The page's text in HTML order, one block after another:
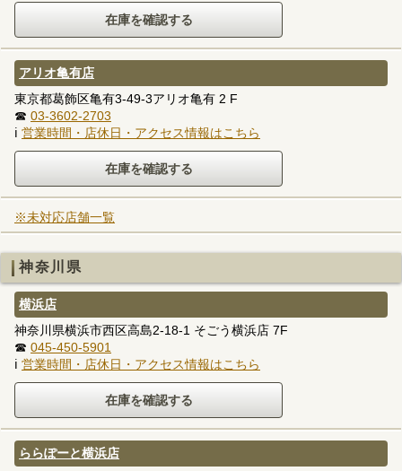
アリオ亀有店
東京都葛飾区亀有3-49-3アリオ亀有 2 F
☎ 03-3602-2703
ℹ 営業時間・店休日・アクセス情報はこちら
※未対応店舗一覧
神奈川県
横浜店
神奈川県横浜市西区高島2-18-1 そごう横浜店 7F
☎ 045-450-5901
ℹ 営業時間・店休日・アクセス情報はこちら
ららぽーと横浜店